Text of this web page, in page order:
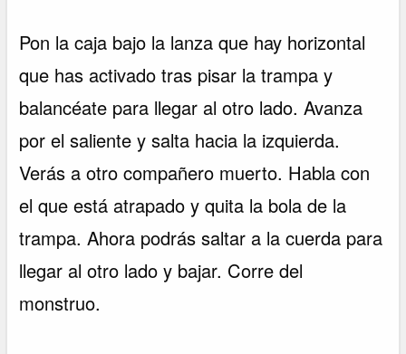
Pon la caja bajo la lanza que hay horizontal
que has activado tras pisar la trampa y
balancéate para llegar al otro lado. Avanza
por el saliente y salta hacia la izquierda.
Verás a otro compañero muerto. Habla con
el que está atrapado y quita la bola de la
trampa. Ahora podrás saltar a la cuerda para
llegar al otro lado y bajar. Corre del
monstruo.